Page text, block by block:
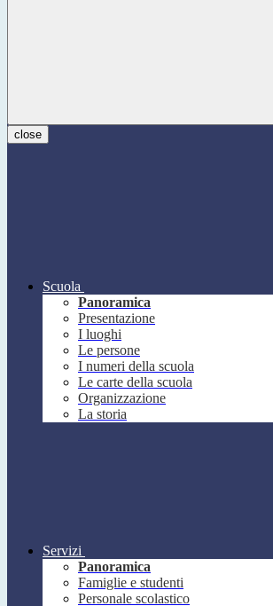
close
Scuola
Panoramica
Presentazione
I luoghi
Le persone
I numeri della scuola
Le carte della scuola
Organizzazione
La storia
Servizi
Panoramica
Famiglie e studenti
Personale scolastico